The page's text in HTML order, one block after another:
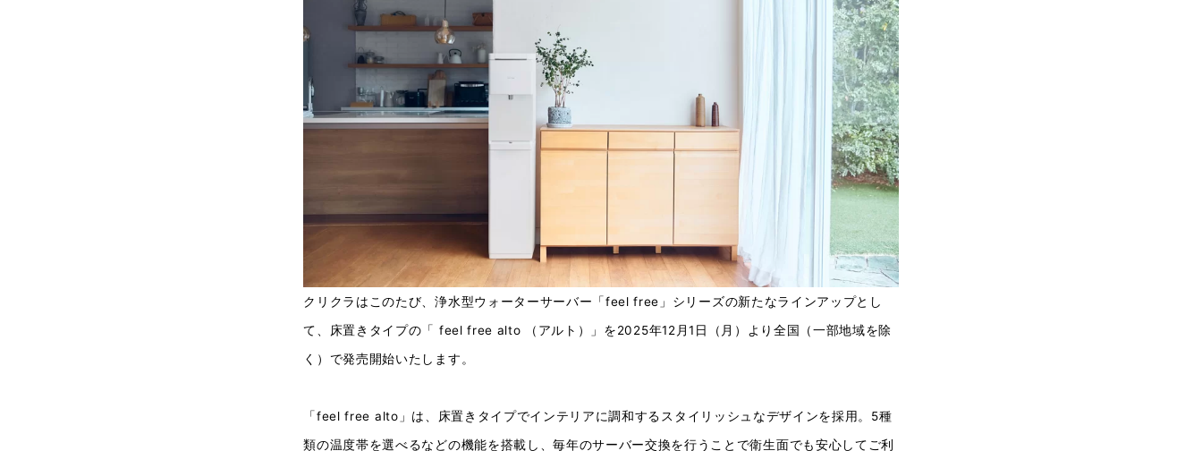
クリクラはこのたび、浄水型ウォーターサーバー「feel free」シリーズの新たなラインアップとし
て、床置きタイプの「 feel free alto （アルト）」を2025年12月1日（月）より全国（一部地域を除
く）で発売開始いたします。
「feel free alto」は、床置きタイプでインテリアに調和するスタイリッシュなデザインを採用。5種
類の温度帯を選べるなどの機能を搭載し、毎年のサーバー交換を行うことで衛生面でも安心してご利